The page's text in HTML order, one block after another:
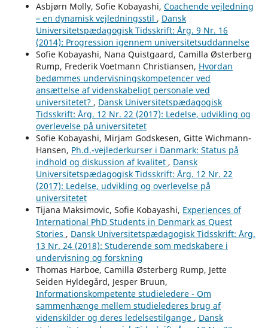
Asbjørn Molly, Sofie Kobayashi, Coachende vejledning
– en dynamisk vejledningsstil , Dansk
Universitetspædagogisk Tidsskrift: Årg. 9 Nr. 16
(2014): Progression igennem universitetsuddannelse
Sofie Kobayashi, Nana Quistgaard, Camilla Østerberg
Rump, Frederik Voetmann Christiansen, Hvordan
bedømmes undervisningskompetencer ved
ansættelse af videnskabeligt personale ved
universitetet? , Dansk Universitetspædagogisk
Tidsskrift: Årg. 12 Nr. 22 (2017): Ledelse, udvikling og
overlevelse på universitetet
Sofie Kobayashi, Mirjam Godskesen, Gitte Wichmann-
Hansen, Ph.d.-vejlederkurser i Danmark: Status på
indhold og diskussion af kvalitet , Dansk
Universitetspædagogisk Tidsskrift: Årg. 12 Nr. 22
(2017): Ledelse, udvikling og overlevelse på
universitetet
Tijana Maksimovic, Sofie Kobayashi, Experiences of
International PhD Students in Denmark as Quest
Stories , Dansk Universitetspædagogisk Tidsskrift: Årg.
13 Nr. 24 (2018): Studerende som medskabere i
undervisning og forskning
Thomas Harboe, Camilla Østerberg Rump, Jette
Seiden Hyldegård, Jesper Bruun,
Informationskompetente studieledere - Om
sammenhænge mellem studielederes brug af
videnskilder og deres ledelsestilgange , Dansk